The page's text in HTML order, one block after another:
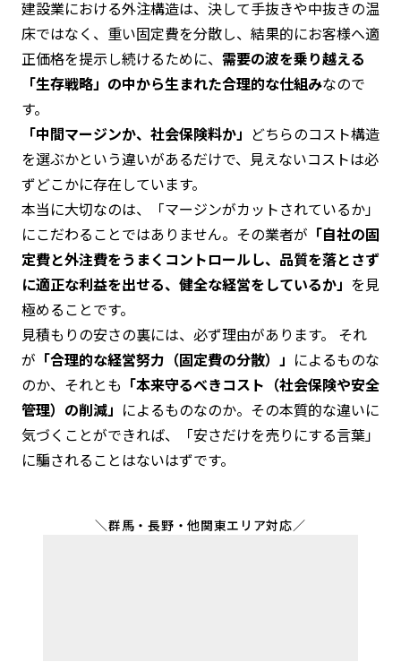
建設業における外注構造は、決して手抜きや中抜きの温
床ではなく、重い固定費を分散し、結果的にお客様へ適
正価格を提示し続けるために、 需要の波を乗り越える
「生存戦略」の中から生まれた合理的な仕組みなので
す。
「中間マージンか、社会保険料か」 どちらのコスト構造
を選ぶかという違いがあるだけで、見えないコストは必
ずどこかに存在しています。
本当に大切なのは、「マージンがカットされているか」
にこだわることではありません。その業者が 「自社の固
定費と外注費をうまくコントロールし、品質を落とさず
に適正な利益を出せる、健全な経営をしているか」 を見
極めることです。
見積もりの安さの裏には、必ず理由があります。 それ
が 「合理的な経営努力（固定費の分散）」 によるものな
のか、それとも 「本来守るべきコスト（社会保険や安全
管理）の削減」 によるものなのか。その本質的な違いに
気づくことができれば、「安さだけを売りにする言葉」
に騙されることはないはずです。
＼群馬・長野・他関東エリア対応／